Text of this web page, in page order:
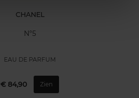
CHANEL
N°5
EAU DE PARFUM
€ 84,90 Zien